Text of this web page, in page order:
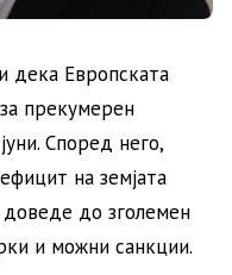
дека Европската
прекумерен
Според него,
на земјата
до зголемен
и можни санкции.